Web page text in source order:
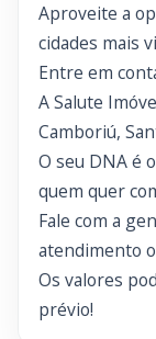
Aproveite a
cidades mais
Entre em
A Salute
Camboriú,
O seu DNA é
quem quer
Fale com a
atendimento
Os valores
prévio!